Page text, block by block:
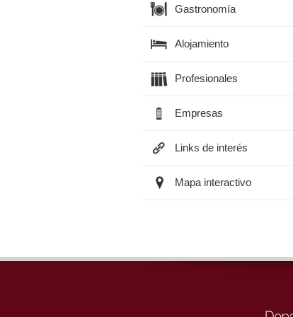
Gastronomía
Alojamiento
Profesionales
Empresas
Links de interés
Mapa interactivo